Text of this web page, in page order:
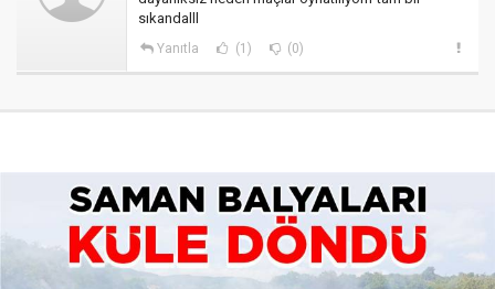
sıkandalll
Yanıtla (1) (0)